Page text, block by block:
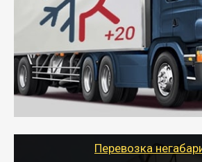
от 6000 руб.
- Рефрижераторные перевозки
соблюдением температурного
термописцем, санитарной
книжкой у водителя.
- Тайгер Логистик поможет быстро
скоропортящиеся продукты в
Перевозка